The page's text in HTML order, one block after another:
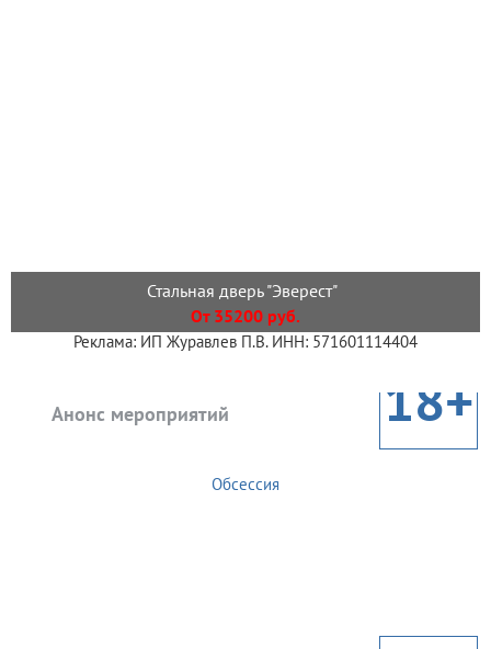
Стальная дверь "Эверест"
От 35200 руб.
Реклама: ИП Журавлев П.В. ИНН: 571601114404
Анонс мероприятий 18+
Обсессия